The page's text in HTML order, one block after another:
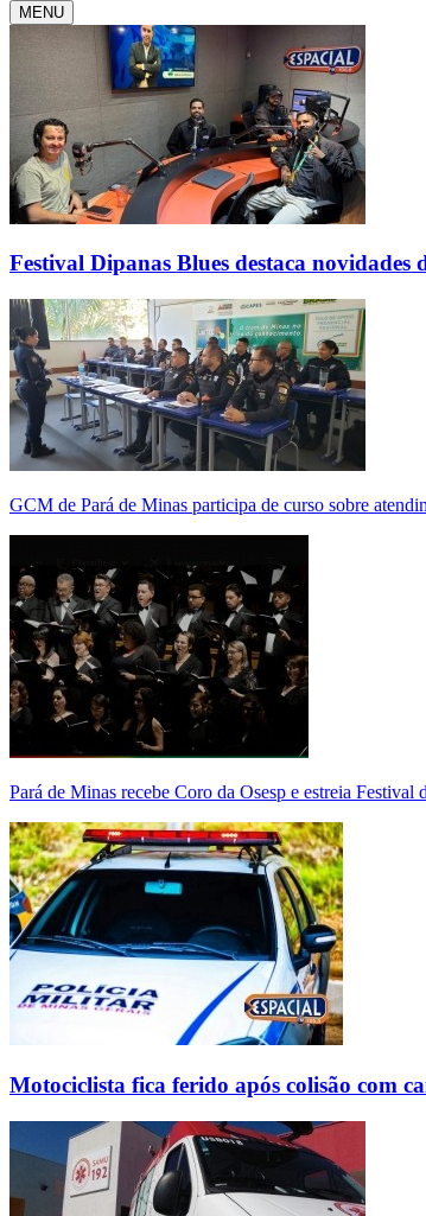
MENU
Festival Dipanas Blues destaca
GCM de Pará de Minas participa de curso sobre
Pará de Minas recebe Coro da Osesp e estreia Festival
Motociclista fica ferido após colisão com